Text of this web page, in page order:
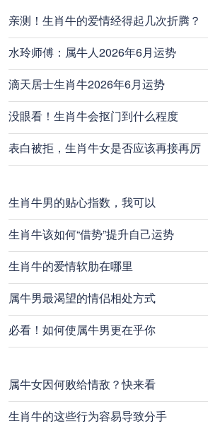
亲测！生肖牛的爱情经得起几次折腾？
水玲师傅：属牛人2026年6月运势
滴天居士生肖牛2026年6月运势
没眼看！生肖牛会抠门到什么程度
表白被拒，生肖牛女是否应该再接再厉
生肖牛男的贴心指数，我可以
生肖牛该如何“借势”提升自己运势
生肖牛的爱情软肋在哪里
属牛男最渴望的情侣相处方式
必看！如何使属牛男更在乎你
属牛女因何败给情敌？快来看
生肖牛的这些行为容易导致分手